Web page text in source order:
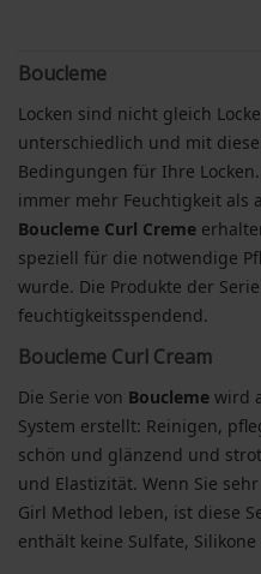
Boucleme
Locken sind nicht gleich
unterschiedlich und mit
Bedingungen für Ihre
immer mehr Feuchtigkeit als
Boucleme Curl Creme
speziell für die notwendige
wurde. Die Produkte der
feuchtigkeitsspendend.
Boucleme Curl Cream
Die Serie von Boucleme wird
System erstellt: Reinigen,
schön und glänzend und
und Elastizität. Wenn Sie
Girl Method leben, ist diese
enthält keine Sulfate,